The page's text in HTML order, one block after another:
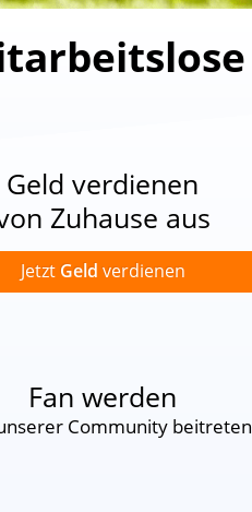
Geld verdienen
Zuhause aus
Jetzt Geld verdienen
Fan werden
Community beitreten